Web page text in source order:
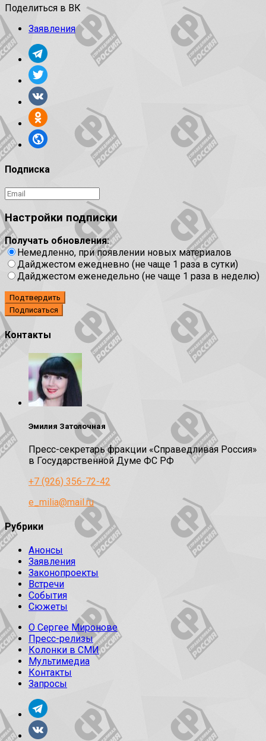
Поделиться в ВК
Заявления
Подписка
Настройки подписки
Получать обновления:
Немедленно, при появлении новых материалов
Дайджестом ежедневно (не чаще 1 раза в сутки)
Дайджестом еженедельно (не чаще 1 раза в неделю)
Подтвердить
Контакты
Эмилия Затолочная
Пресс-секретарь фракции «Справедливая Россия»
в Государственной Думе ФС РФ
+7 (926) 356-72-42
e_milia@mail.ru
Рубрики
Анонсы
Заявления
Законопроекты
Встречи
События
Сюжеты
О Сергее Миронове
Пресс-релизы
Колонки в СМИ
Мультимедиа
Контакты
Запросы